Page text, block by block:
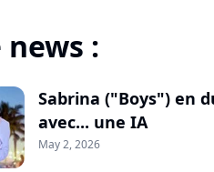
news :
Sabrina ("Boys") en
avec... une IA
May 2, 2026